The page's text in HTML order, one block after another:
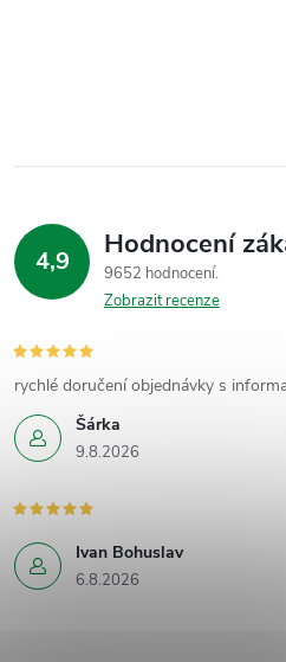
4,9 Hodnocení
9652 hodnocení
Zobrazit recenze
Šárka
9.8.2026
rychlé doručení objednávky s
Ivan Bohuslav
6.8.2026